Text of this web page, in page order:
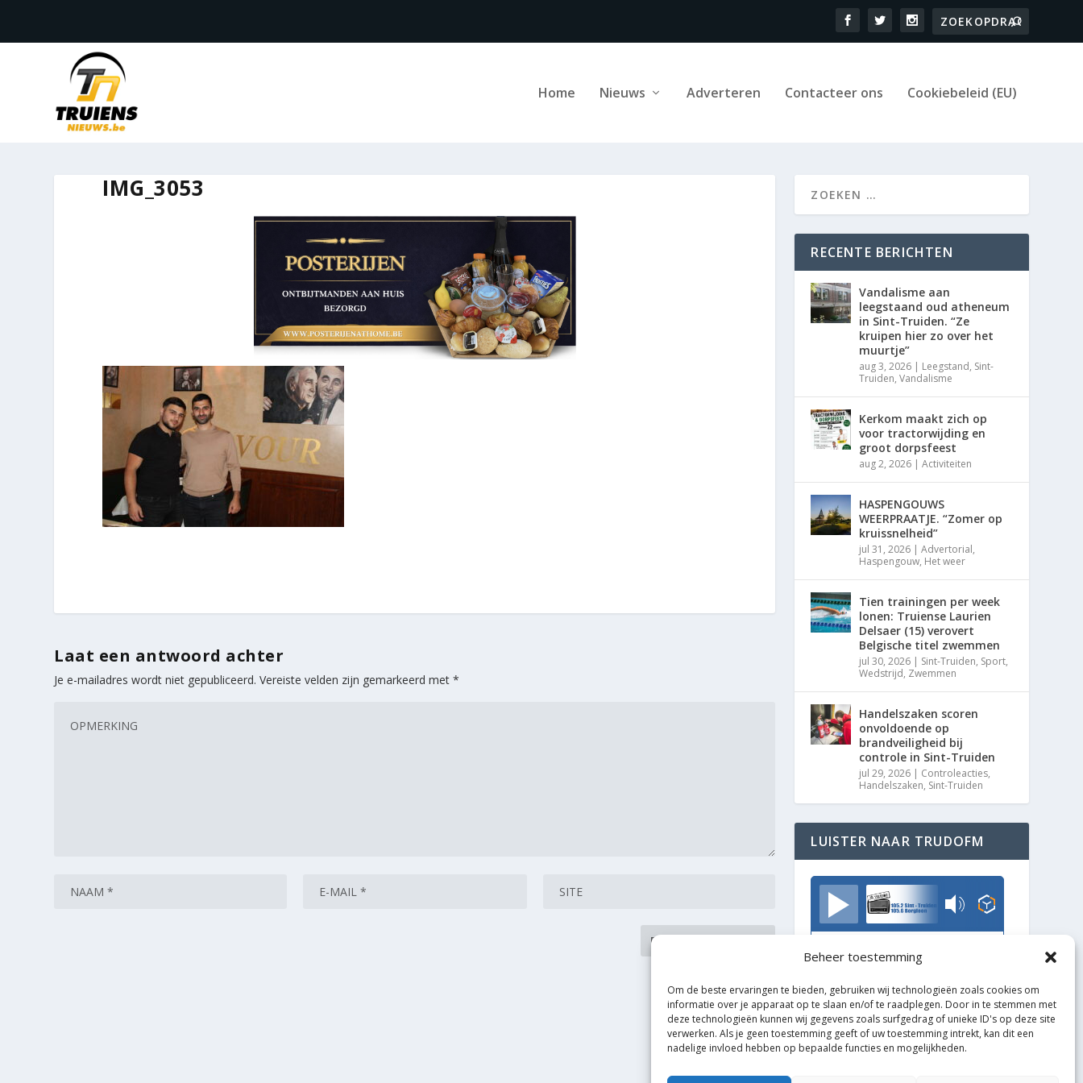
Beheer toestemming
Om de beste ervaringen te bieden, gebruiken wij technologieën zoals cookies om
informatie over je apparaat op te slaan en/of te raadplegen. Door in te stemmen met
deze technologieën kunnen wij gegevens zoals surfgedrag of unieke ID's op deze site
verwerken. Als je geen toestemming geeft of uw toestemming intrekt, kan dit een
nadelige invloed hebben op bepaalde functies en mogelijkheden.
Home Nieuws Adverteren Contacteer ons Cookiebeleid (EU)
IMG_3053
Laat een antwoord achter
Je e-mailadres wordt niet gepubliceerd. Vereiste velden zijn gemarkeerd met*
RECENTE BERICHTEN
Vandalisme aan
leegstaand oud atheneum
in Sint-Truiden. “Ze
kruipen hier zo over het
muurtje”
aug 3, 2026 | Leegstand, Sint-
Truiden,Vandalisme
Kerkom maakt zich op
voor tractorwijding en
groot dorpsfeest
aug 2, 2026 |Activiteiten
HASPENGOUWS
WEERPRAATJE. “Zomer op
kruissnelheid”
jul 31, 2026 |Advertorial,
Haspengouw, Het weer
Tien trainingen per week
lonen: Truiense Laurien
Delsaer (15) verovert
Belgische titel zwemmen
jul 30, 2026 | Sint-Truiden, Sport,
Wedstrijd, Zwemmen
Handelszaken scoren
onvoldoende op
brandveiligheid bij
controle in Sint-Truiden
jul 29, 2026 | Controleacties,
Handelszaken, Sint-Truiden
LUISTER NAAR TRUDOFM
TrudoFM